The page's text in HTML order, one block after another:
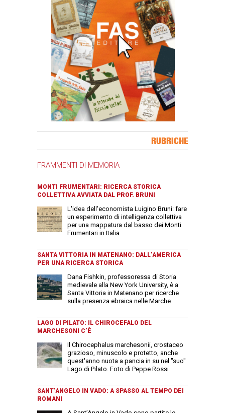
RUBRICHE
FRAMMENTI DI MEMORIA
MONTI FRUMENTARI: RICERCA STORICA
COLLETTIVA AVVIATA DAL PROF. BRUNI
L'idea dell'economista Luigino Bruni: fare
un esperimento di intelligenza collettiva
per una mappatura dal basso dei Monti
Frumentari in Italia
SANTA VITTORIA IN MATENANO: DALL’AMERICA
PER UNA RICERCA STORICA
Dana Fishkin, professoressa di Storia
medievale alla New York University, è a
Santa Vittoria in Matenano per ricerche
sulla presenza ebraica nelle Marche
LAGO DI PILATO: IL CHIROCEFALO DEL
MARCHESONI C’È
Il Chirocephalus marchesonii, crostaceo
grazioso, minuscolo e protetto, anche
quest'anno nuota a pancia in su nel "suo"
Lago di Pilato. Foto di Peppe Rossi
SANT’ANGELO IN VADO: A SPASSO AL TEMPO DEI
ROMANI